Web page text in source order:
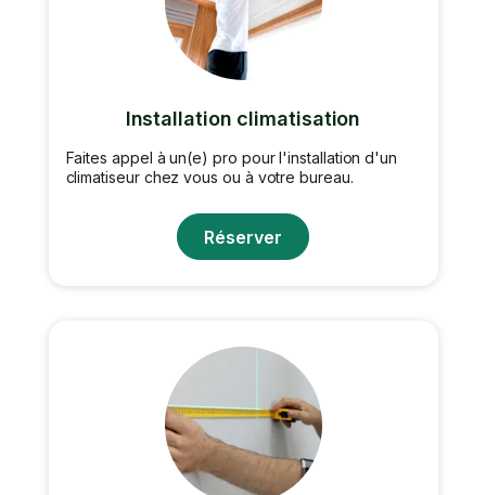
Installation climatisation
Faites appel à un(e) pro pour l'installation d'un
climatiseur chez vous ou à votre bureau.
Réserver